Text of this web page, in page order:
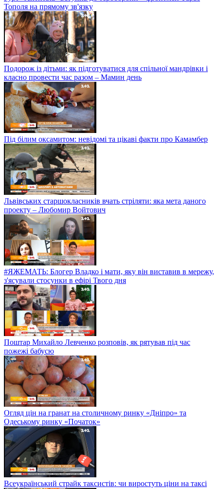
Тополя на прямому зв'язку
Подорож із дітьми: як підготуватися для спільної мандрівки і
класно провести час разом – Мамин день
Під білим оксамитом: невідомі та цікаві факти про Камамбер
Львівських старшокласників вчать стріляти: яка мета даного
проекту – Любомир Войтович
#ЯЖЕМАТЬ: Блогер Владко і мати, яку він виставив в мережу,
з'ясували стосунки в ефірі Твого дня
Поштар Михайло Левченко розповів, як рятував під час
пожежі бабусю
Огляд цін на гранат на столичному ринку «Дніпро» та
Одеському ринку «Початок»
Всеукраїнський страйк таксистів: чи виростуть ціни на таксі